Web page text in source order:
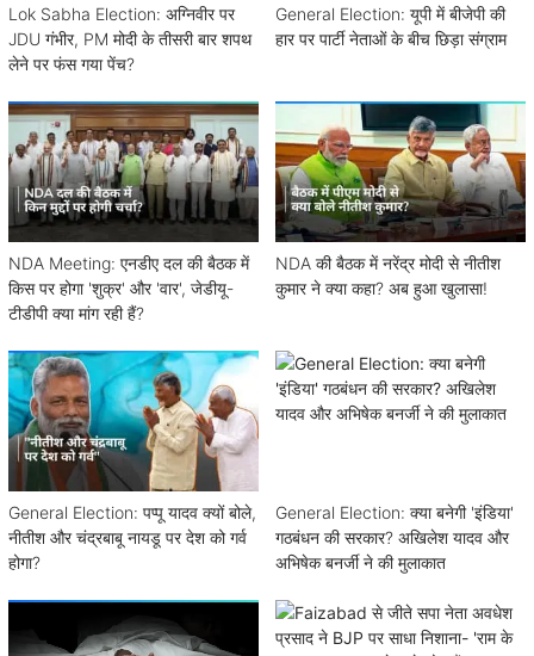
Lok Sabha Election: अग्निवीर पर
JDU गंभीर, PM मोदी के तीसरी बार शपथ
लेने पर फंस गया पेंच?
General Election: यूपी में बीजेपी की
हार पर पार्टी नेताओं के बीच छिड़ा संग्राम
NDA Meeting: एनडीए दल की बैठक में
किस पर होगा 'शुक्र' और 'वार', जेडीयू-
टीडीपी क्या मांग रही हैं?
NDA की बैठक में नरेंद्र मोदी से नीतीश
कुमार ने क्या कहा? अब हुआ खुलासा!
General Election: पप्पू यादव क्यों बोले,
नीतीश और चंद्रबाबू नायडू पर देश को गर्व
होगा?
General Election: क्या बनेगी 'इंडिया'
गठबंधन की सरकार? अखिलेश यादव और
अभिषेक बनर्जी ने की मुलाकात